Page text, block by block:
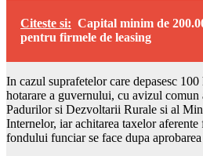
Citeste si: Capital minim de
pentru firmele de leasing
In cazul suprafetelor care depasesc
hotarare a guvernului, cu avizul
Padurilor si Dezvoltarii Rurale si al
Internelor, iar achitarea taxelor
fondului funciar se face dupa